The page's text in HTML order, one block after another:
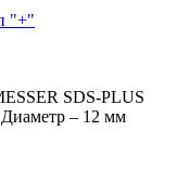
"+"
SDS-PLUS
– 12 мм